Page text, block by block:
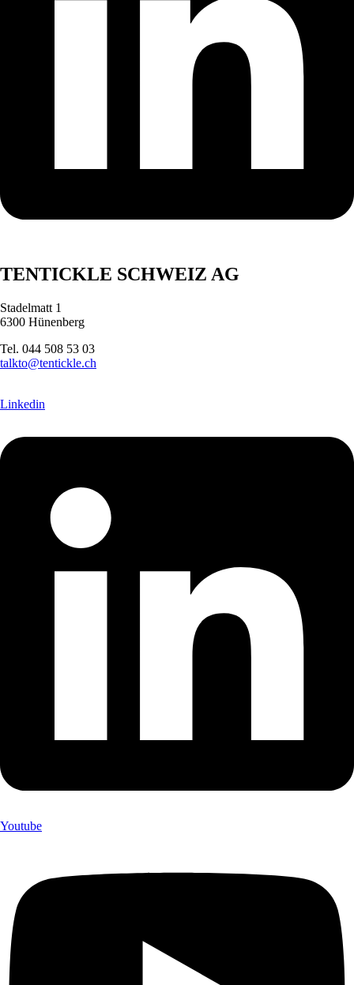
TENTICKLE SCHWEIZ AG
Stadelmatt 1
6300 Hünenberg
Tel. 044 508 53 03
talkto@tentickle.ch
Linkedin
Youtube